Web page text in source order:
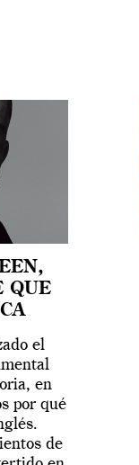
QUE
el
en
por qué
de